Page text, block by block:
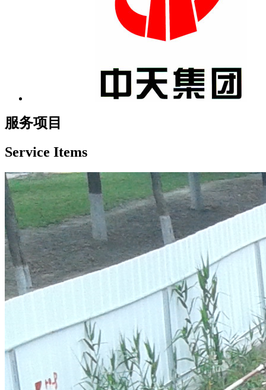
服务项目
Service Items